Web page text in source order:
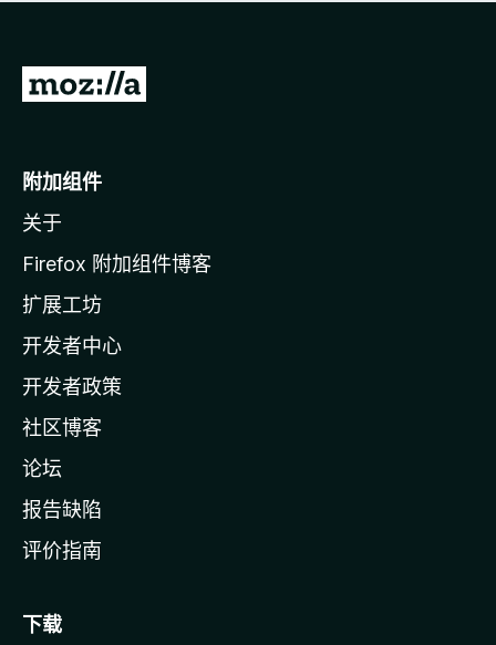
无
转
o
i
l
a
主
页
附加组件
关于
Firefox 附加组件博客
扩展工坊
开发者中心
开发者政策
社区博客
论坛
报告缺陷
评价指南
下载